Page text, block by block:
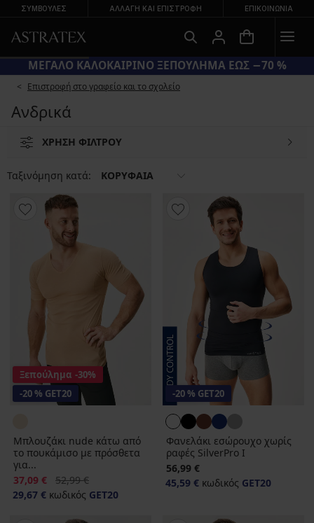
ΣΥΜΒΟΥΛΕΣ ΑΛΛΑΓΉ ΚΑΙ ΕΠΙΣΤΡΟΦΉ ΕΠΙΚΟΙΝΩΝΊΑ
ΜΕΓΑΛΟ ΚΑΛΟΚΑΙΡΙΝΟ ΞΕΠΟΥΛΗΜΑ ΕΩΣ −70 %
Επιστροφή στο γραφείο και το σχολείο
Ανδρικά
ΧΡΗΣΗ ΦΙΛΤΡΟΥ
Ταξινόμηση κατά: ΚΟΡΥΦΑΙΑ
Ξεπούλημα -30%
-20 % GET20
Μπλουζάκι nude κάτω από
το πουκάμισο με πρόσθετα
για...
Έκπτωση
37,09 € Αρχική τιμή
52,99 €
29,67 € κωδικός GET20
-20 % GET20
Φανελάκι εσώρουχο χωρίς
ραφές SilverPro Ι
56,99 €
45,59 € κωδικός GET20